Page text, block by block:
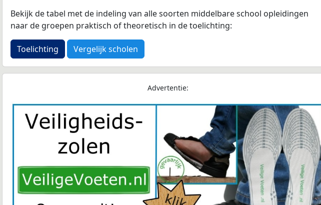
Bekijk de tabel met de indeling van alle soorten middelbare school opleidingen
naar de groepen praktisch of theoretisch in de toelichting:
Toelichting Vergelijk scholen
Advertentie: